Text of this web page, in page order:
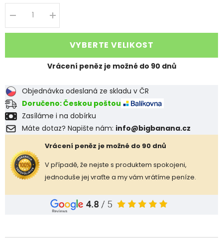
Decrease
quantity
for
TEPLÁKOVÁ
PODŠÍVKOU
Increase
quantity
for
FOWLFIT
TEPLÁKOVÁ
SOUPRAVA
VYBERTE VELIKOST
Vrácení peněz je možné do 90 dnů
Objednávka odeslaná ze skladu v ČR
Doručeno: Českou poštou
Zasíláme i na dobírku
Máte dotaz? Napište nám: info@bigbanana.cz
Vrácení peněz je možné do 90 dnů
V případě, že nejste s produktem spokojeni,
jednoduše jej vraťte a my vám vrátíme peníze.